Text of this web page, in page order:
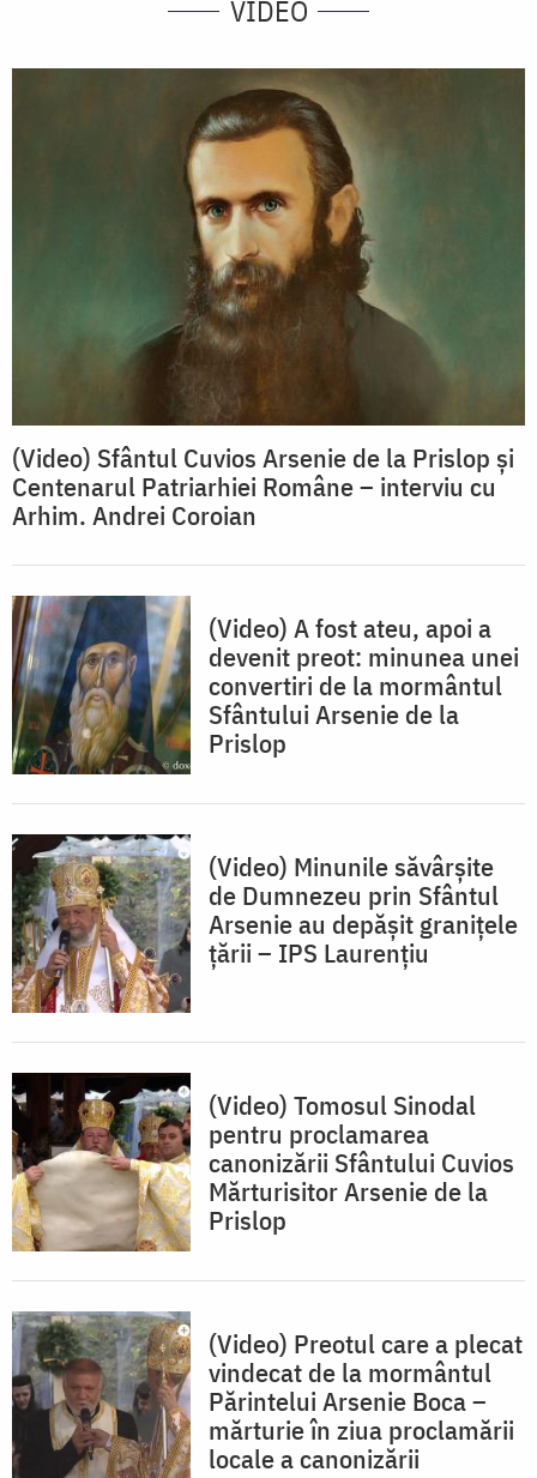
VIDEO
(Video) Sfântul Cuvios Arsenie de la Prislop și
Centenarul Patriarhiei Române – interviu cu
Arhim. Andrei Coroian
(Video) A fost ateu, apoi a
devenit preot: minunea unei
convertiri de la mormântul
Sfântului Arsenie de la
Prislop
(Video) Minunile săvârșite
de Dumnezeu prin Sfântul
Arsenie au depășit granițele
țării – IPS Laurențiu
(Video) Tomosul Sinodal
pentru proclamarea
canonizării Sfântului Cuvios
Mărturisitor Arsenie de la
Prislop
(Video) Preotul care a plecat
vindecat de la mormântul
Părintelui Arsenie Boca –
mărturie în ziua proclamării
locale a canonizării